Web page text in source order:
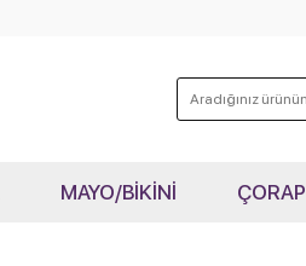
MAYO/BİKİNİ ÇORAP